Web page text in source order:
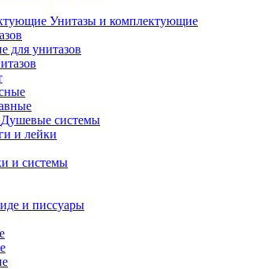
Унитазы и комплектующие
для унитазов
Душевые системы
и лейки
и системы
и писсуары